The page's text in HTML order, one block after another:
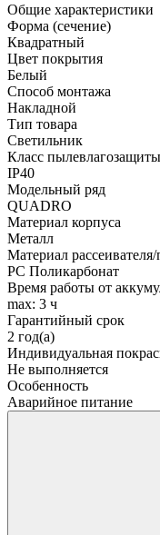
Общие характеристики
Форма (сечение)
Квадратный
Цвет покрытия
Белый
Способ монтажа
Накладной
Тип товара
Светильник
Класс пылевлагозащиты
IP40
Модельный ряд
QUADRO
Материал корпуса
Металл
Материал
PC Поликарбонат
Время работы от
max: 3 ч
Гарантийный срок
2 год(а)
Индивидуальная
Не выполняется
Особенность
Аварийное питание